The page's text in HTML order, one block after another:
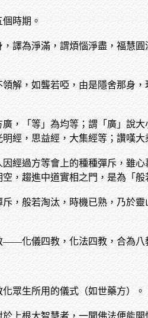
時期。
譯為淨滿，謂煩惱淨盡，福慧
解，如聾若啞，由是隱舍那身
廣，「等」為均等；謂「廣」
經，思益經，大集經等；讚嘆
經過方等會上的種種彈斥，雖
，趨進中道實相之門，是為「般
，般若淘汰，時機已熟，乃於
——化儀四教，化法四教，合為八
眾生所用的儀式（如世藥方）。
上根大智慧者，一聞佛法便能